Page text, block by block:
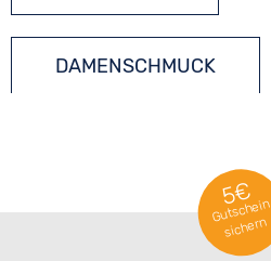
DAMENSCHMUCK
5€
Gutschein
sichern